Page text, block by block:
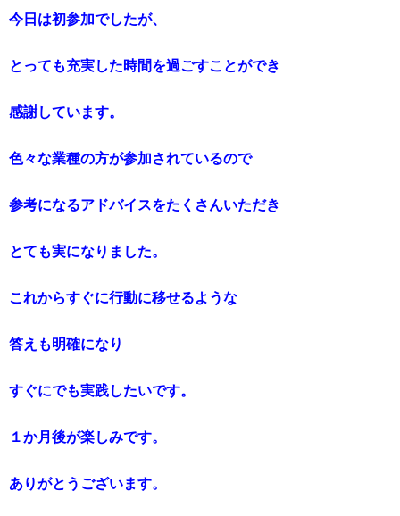
今日は初参加でしたが、
とっても充実した時間を過ごすことができ
感謝しています。
色々な業種の方が参加されているので
参考になるアドバイスをたくさんいただき
とても実になりました。
これからすぐに行動に移せるような
答えも明確になり
すぐにでも実践したいです。
１か月後が楽しみです。
ありがとうございます。